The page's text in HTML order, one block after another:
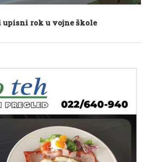
upisni rok u vojne škole